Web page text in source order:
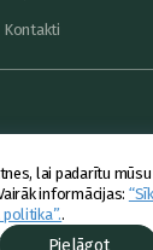
lai padarītu
informācijas:
.
Pielāgot
Kontakti